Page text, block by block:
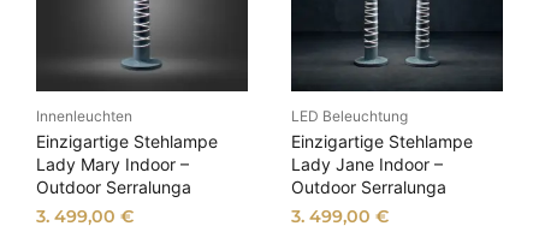
Innenleuchten
Einzigartige Stehlampe
Lady Mary Indoor –
Outdoor Serralunga
3. 499,00€
LED Beleuchtung
Einzigartige Stehlampe
Lady Jane Indoor –
Outdoor Serralunga
3. 499,00 €